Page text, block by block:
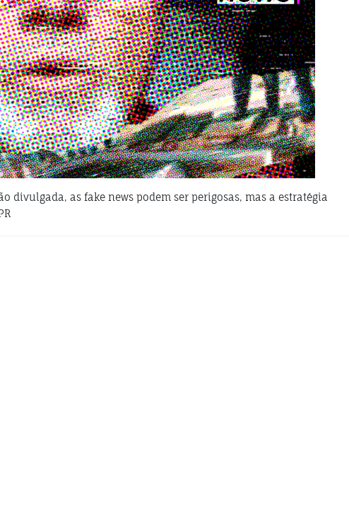
divulgada, as fake news podem ser perigosas, mas a estratégia